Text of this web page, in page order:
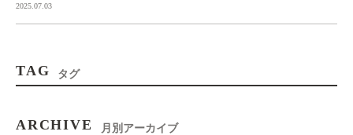
2025.07.03
TAG タグ
ARCHIVE 月別アーカイブ